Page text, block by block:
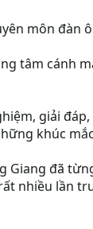
môn đàn
tâm cánh
giải
khúc
Giang đã
nhiều lần